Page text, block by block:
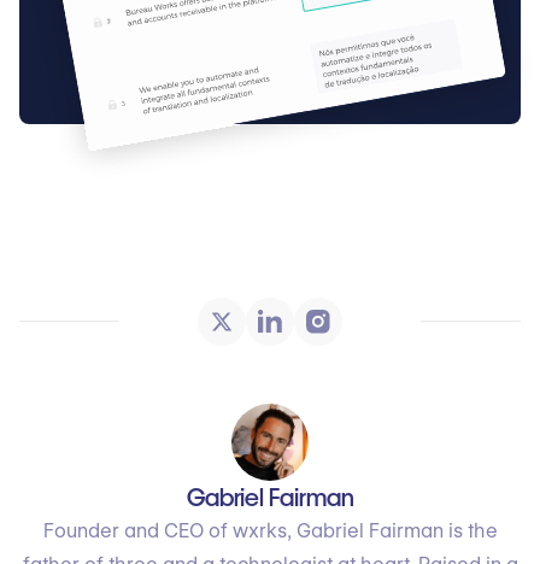
Gabriel Fairman
Founder and CEO of wxrks, Gabriel Fairman is the